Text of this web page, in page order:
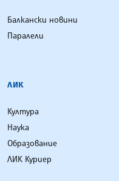
Балкански новини
Паралели
ЛИК
Култура
Наука
Образование
ЛИК Куриер